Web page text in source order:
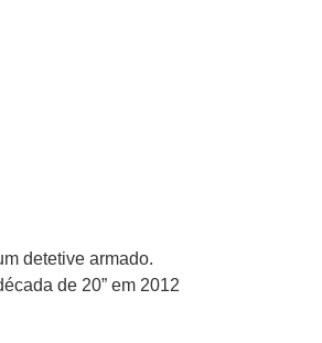
detetive armado.
de 20” em 2012